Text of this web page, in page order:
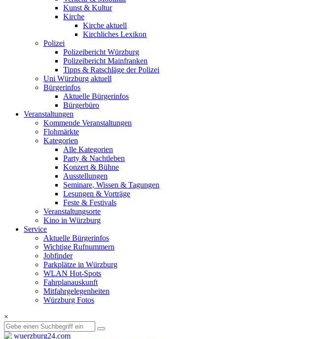
Kunst & Kultur
Kirche
Kirche aktuell
Kirchliches Lexikon
Polizei
Polizeibericht Würzburg
Polizeibericht Mainfranken
Tipps & Ratschläge der Polizei
Uni Würzburg aktuell
Bürgerinfos
Aktuelle Bürgerinfos
Bürgerbüro
Veranstaltungen
Kommende Veranstaltungen
Flohmärkte
Kategorien
Alle Kategorien
Party & Nachtleben
Konzert & Bühne
Ausstellungen
Seminare, Wissen & Tagungen
Lesungen & Vorträge
Feste & Festivals
Veranstaltungsorte
Kino in Würzburg
Service
Aktuelle Bürgerinfos
Wichtige Rufnummern
Jobfinder
Parkplätze in Würzburg
WLAN Hot-Spots
Fahrplanauskunft
Mitfahrgelegenheiten
Würzburg Fotos
×